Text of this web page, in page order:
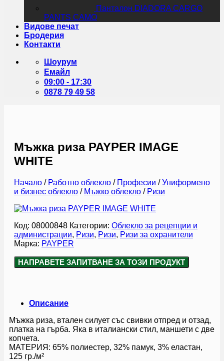
Панталон DIADORA CARGO
PANTS CAMO
Видове печат
Бродерия
Контакти
Шоурум
Емайл
09:00 - 17:30
0878 79 49 58
Мъжка риза PAYPER IMAGE
WHITE
Начало / Работно облекло / Професии / Униформено
и бизнес облекло / Мъжко облекло / Ризи
Код: 08000848 Категории: Облекло за рецепции и
администрации, Ризи, Ризи, Ризи за охранители
Марка: PAYPER
НАПРАВЕТЕ ЗАПИТВАНЕ ЗА ТОЗИ ПРОДУКТ
Описание
Мъжка риза, втален силует със свивки отпред и отзад,
платка на гърба. Яка в италиански стил, маншети с две
копчета.
МАТЕРИЯ: 65% полиестер, 32% памук, 3% еластан,
125 гр./м²